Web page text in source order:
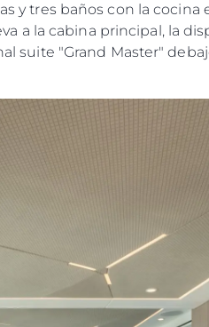
y tres baños con la
a la cabina principal, la
suite "Grand Master"